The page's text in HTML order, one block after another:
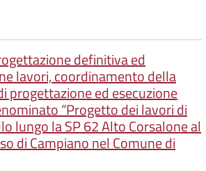
definitiva ed
lavori, coordinamento della
progettazione ed esecuzione
“Progetto dei lavori di
lungo la SP 62 Alto Corsalone al
di Campiano nel Comune di